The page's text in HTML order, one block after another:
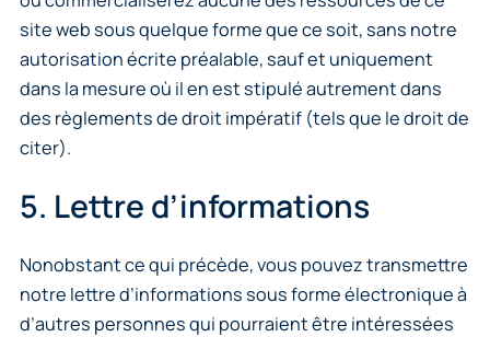
site web sous quelque forme que ce soit, sans notre
autorisation écrite préalable, sauf et uniquement
dans la mesure où il en est stipulé autrement dans
des règlements de droit impératif (tels que le droit de
citer).
5. Lettre d’informations
Nonobstant ce qui précède, vous pouvez transmettre
notre lettre d’informations sous forme électronique à
d’autres personnes qui pourraient être intéressées